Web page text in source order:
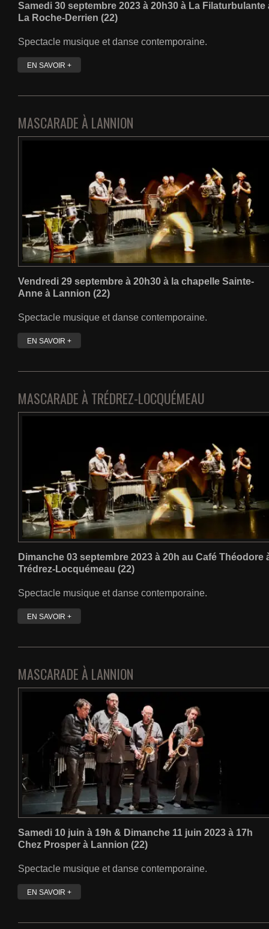
Samedi 30 septembre 2023 à 20h30 à La Filaturbulante
La Roche-Derrien (22)
Spectacle musique et danse contemporaine.
EN SAVOIR +
MASCARADE À LANNION
Vendredi 29 septembre à 20h30 à la chapelle Sainte-
Anne à Lannion (22)
Spectacle musique et danse contemporaine.
EN SAVOIR +
MASCARADE À TRÉDREZ-LOCQUÉMEAU
Dimanche 03 septembre 2023 à 20h au Café Théodore
Trédrez-Locquémeau (22)
Spectacle musique et danse contemporaine.
EN SAVOIR +
MASCARADE À LANNION
Samedi 10 juin à 19h & Dimanche 11 juin 2023 à 17h
Chez Prosper à Lannion (22)
Spectacle musique et danse contemporaine.
EN SAVOIR +